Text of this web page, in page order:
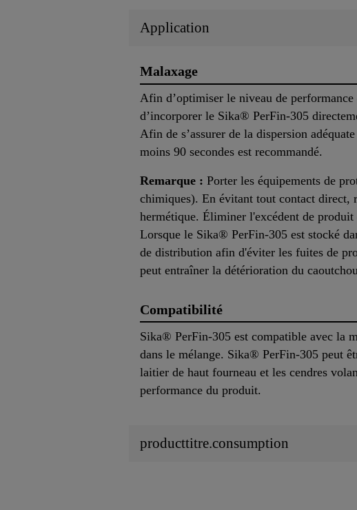
Application
Malaxage
Afin d’optimiser le niveau de
d’incorporer le Sika® PerFin-305
Afin de s’assurer de la dispersion
moins 90 secondes est recommandé.
Remarque : Porter les équipements de
chimiques). En évitant tout contact direct,
hermétique. Éliminer l'excédent de
Lorsque le Sika® PerFin-305 est stocké
de distribution afin d'éviter les fuites de
peut entraîner la détérioration du
Compatibilité
Sika® PerFin-305 est compatible avec la
dans le mélange. Sika® PerFin-305 peut
laitier de haut fourneau et les cendres
performance du produit.
producttitre.consumption